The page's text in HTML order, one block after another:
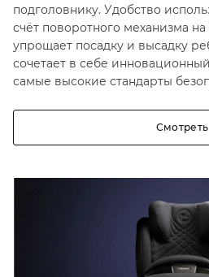
подголовнику. Удобство
счёт поворотного механизма на
упрощает посадку и высадку
сочетает в себе
самые высокие стандарты
Смотреть